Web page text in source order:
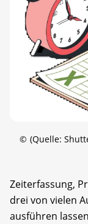
© (Quelle:
Zeiterfassung,
drei von vielen
ausführen